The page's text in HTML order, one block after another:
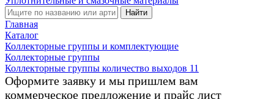
Найти
Главная
Каталог
Коллекторные группы и комплектующие
Коллекторные группы
Коллекторные группы количество выходов 11
Оформите заявку и мы пришлем вам
коммерческое предложение и прайс лист